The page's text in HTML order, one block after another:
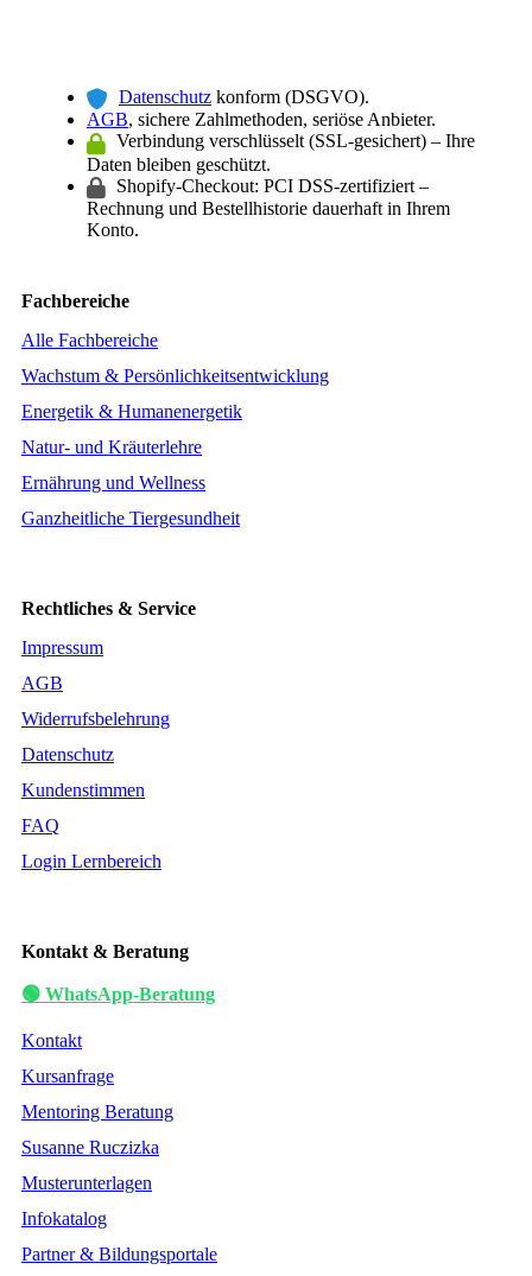
Datenschutz konform (DSGVO).
AGB, sichere Zahlmethoden, seriöse Anbieter.
Verbindung verschlüsselt (SSL-gesichert) – Ihre
Daten bleiben geschützt.
Shopify-Checkout: PCI DSS-zertifiziert –
Rechnung und Bestellhistorie dauerhaft in Ihrem
Konto.
Fachbereiche
Alle Fachbereiche
Wachstum & Persönlichkeitsentwicklung
Energetik & Humanenergetik
Natur- und Kräuterlehre
Ernährung und Wellness
Ganzheitliche Tiergesundheit
Rechtliches & Service
Impressum
AGB
Widerrufsbelehrung
Datenschutz
Kundenstimmen
FAQ
Login Lernbereich
Kontakt & Beratung
🟢 WhatsApp-Beratung
Kontakt
Kursanfrage
Mentoring Beratung
Susanne Ruczizka
Musterunterlagen
Infokatalog
Partner & Bildungsportale